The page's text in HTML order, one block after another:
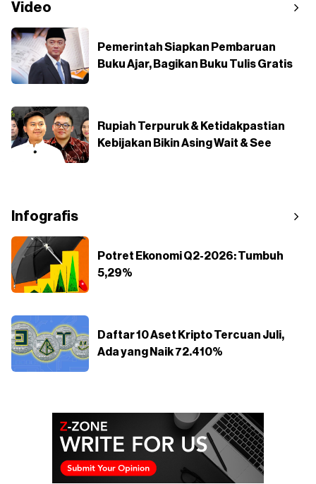
Video
Pemerintah Siapkan Pembaruan
Buku Ajar, Bagikan Buku Tulis Gratis
Rupiah Terpuruk & Ketidakpastian
Kebijakan Bikin Asing Wait & See
Infografis
Potret Ekonomi Q2-2026: Tumbuh
5,29%
Daftar 10 Aset Kripto Tercuan Juli,
Ada yang Naik 72.410%